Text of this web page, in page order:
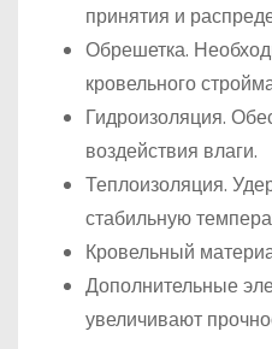
принятия и
Обрешетка.
кровельного
Гидроизоляция.
воздействия влаги.
Теплоизоляция.
стабильную
Кровельный
Дополнительные
увеличивают